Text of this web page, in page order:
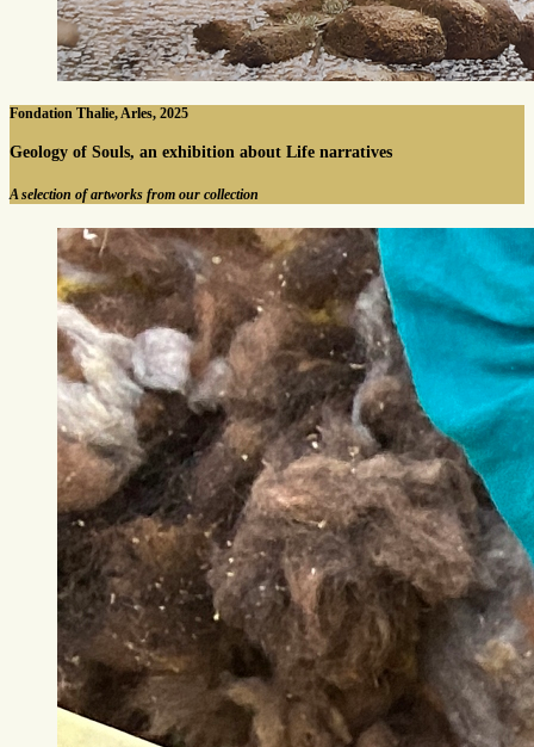
Fondation Thalie, Arles, 2025
Geology of Souls, an exhibition about Life narratives
A selection of artworks from our collection